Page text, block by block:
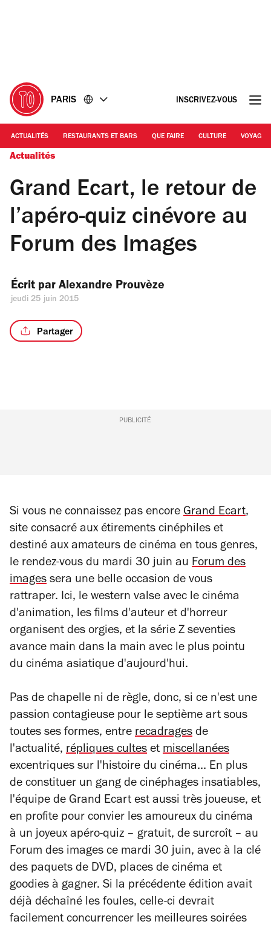
PARIS INSCRIVEZ-VOUS
ACTUALITÉS RESTAURANTS ET BARS QUE FAIRE CULTURE VOYAGE
Actualités
Grand Ecart, le retour de
l’apéro-quiz cinévore au
Forum des Images
Écrit par Alexandre Prouvèze
jeudi 25 juin 2015
Partager
PUBLICITÉ
Si vous ne connaissez pas encore Grand Ecart,
site consacré aux étirements cinéphiles et
destiné aux amateurs de cinéma en tous genres,
le rendez-vous du mardi 30 juin au Forum des
images sera une belle occasion de vous
rattraper. Ici, le western valse avec le cinéma
d'animation, les films d'auteur et d'horreur
organisent des orgies, et la série Z seventies
avance main dans la main avec le plus pointu
du cinéma asiatique d'aujourd'hui.
Pas de chapelle ni de règle, donc, si ce n'est une
passion contagieuse pour le septième art sous
toutes ses formes, entre recadrages de
l'actualité, répliques cultes et miscellanées
excentriques sur l'histoire du cinéma... En plus
de constituer un gang de cinéphages insatiables,
l'équipe de Grand Ecart est aussi très joueuse, et
en profite pour convier les amoureux du cinéma
à un joyeux apéro-quiz – gratuit, de surcroît – au
Forum des images ce mardi 30 juin, avec à la clé
des paquets de DVD, places de cinéma et
goodies à gagner. Si la précédente édition avait
déjà déchaîné les foules, celle-ci devrait
facilement concurrencer les meilleures soirées